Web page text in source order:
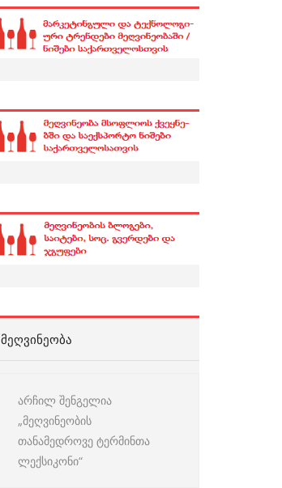
ᲛᲔᲦᲕᲘᲜᲔᲝᲑᲐ
არჩილ შენგელია
„მეღვინეობის
თანამედროვე ტერმინთა
ლექსიკონი“